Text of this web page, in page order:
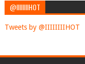
@IIIIIIIIHOT
Tweets by @IIIIIIIIHOT